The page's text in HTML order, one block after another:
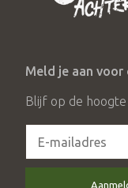
Meld je aan
Blijf op de